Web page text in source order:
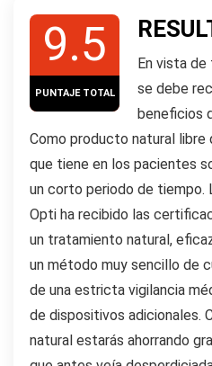
9.5
PUNTAJE TOTAL
En vista
se debe
beneficios
Como producto natural
que tiene en los pacientes
un corto periodo de tiempo.
Opti ha recibido las
un tratamiento natural,
un método muy sencillo de
de una estricta vigilancia
de dispositivos adicionales.
natural estarás ahorrando